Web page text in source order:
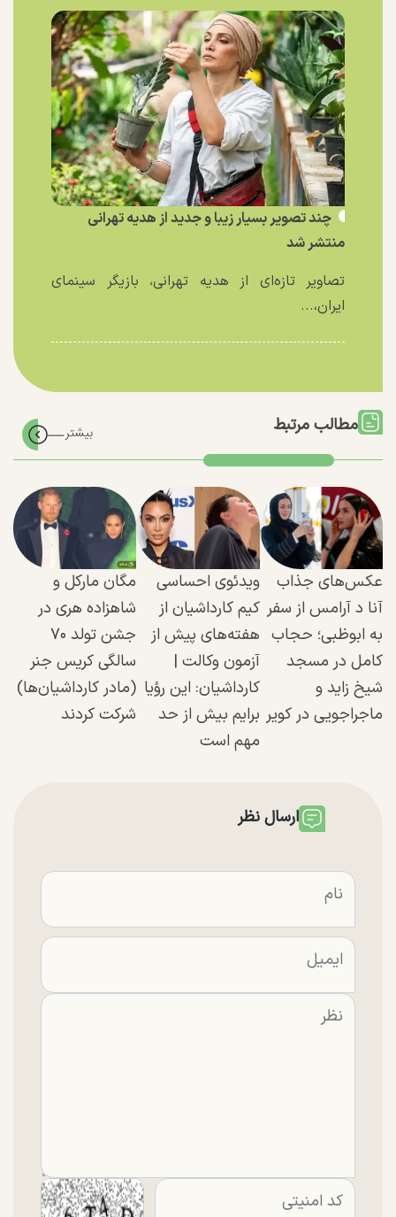
چند تصویر بسیار زیبا و جدید از هدیه تهرانی
منتشر شد
تصاویر تازه‌ای از هدیه تهرانی، بازیگر سینمای
ایران،...
مطالب مرتبط
عکس‌های جذاب
آنا د آرامس از سفر
به ابوظبی؛ حجاب
کامل در مسجد
شیخ زاید و
ماجراجویی در کویر
ویدئوی احساسی
کیم کارداشیان از
هفته‌های پیش از
آزمون وکالت |
کارداشیان: این رؤیا
برایم بیش از حد
مهم است
مگان مارکل و
شاهزاده هری در
جشن تولد ۷۰
سالگی کریس جنر
(مادر کارداشیان‌ها)
شرکت کردند
ارسال نظر